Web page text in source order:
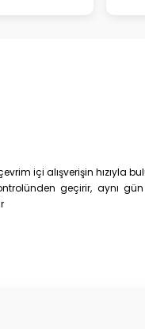
içi alışverişin hızıyla
geçirir, aynı